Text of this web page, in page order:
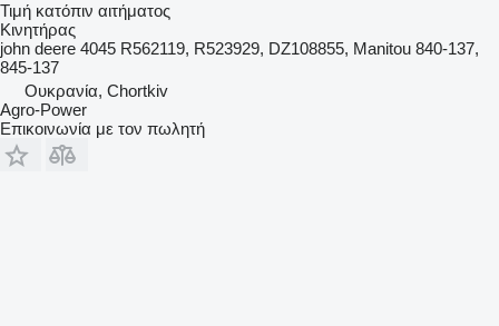
Τιμή κατόπιν αιτήματος
Κινητήρας
john deere 4045 R562119, R523929, DZ108855, Manitou 840-137,
845-137
Ουκρανία, Chortkiv
Agro-Power
Επικοινωνία με τον πωλητή